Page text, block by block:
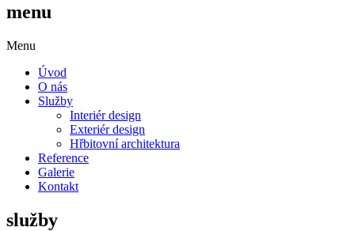
menu
Menu
Úvod
O nás
Služby
Interiér design
Exteriér design
Hřbitovní architektura
Reference
Galerie
Kontakt
služby